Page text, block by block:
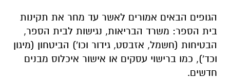
הגופים הבאים אמורים לאשר עד מחר את תקינות
בית הספר: משרד הבריאות, נגישות לבית הספר,
הבטיחות (חשמל, אזבסט, גידור וכו') הביטחון (מיגון
וכד'), כמו ברישוי עסקים או אישור איכלוס מבנים
חדשים.